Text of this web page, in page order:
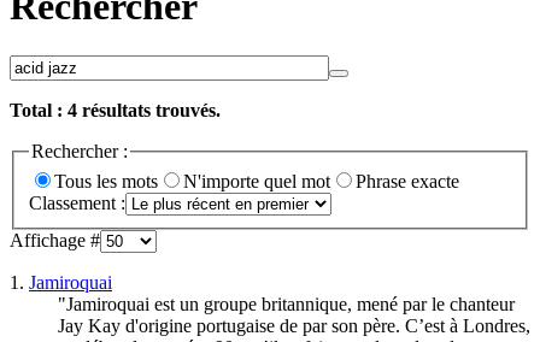
Total : 4 résultats trouvés.
Rechercher :
Tous les mots
N'importe quel mot
Phrase exacte
Classement :
Affichage #
1. Jamiroquai
"Jamiroquai est un groupe britannique, mené par le chanteur
Jay Kay d'origine portugaise de par son père. C’est à Londres,